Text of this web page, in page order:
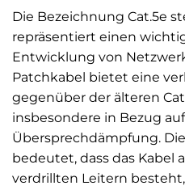
Die Bezeichnung Cat.5e
repräsentiert einen
Entwicklung von
Patchkabel bietet eine
gegenüber der älteren
insbesondere in Bezug
Übersprechdämpfung.
bedeutet, dass das Kabel
verdrillten Leitern